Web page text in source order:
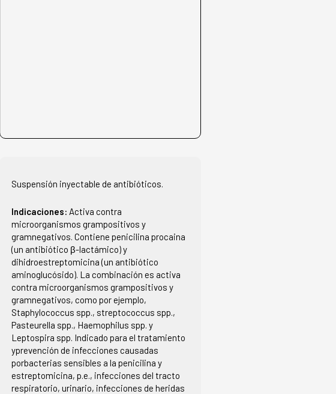
Suspensión inyectable de antibióticos.
Indicaciones: Activa contra
microorganismos grampositivos y
gramnegativos. Contiene penicilina procaina
(un antibiótico β-lactámico) y
dihidroestreptomicina (un antibiótico
aminoglucósido). La combinación es activa
contra microorganismos grampositivos y
gramnegativos, como por ejemplo,
Staphylococcus spp., streptococcus spp.,
Pasteurella spp., Haemophilus spp. y
Leptospira spp. Indicado para el tratamiento
yprevención de infecciones causadas
porbacterias sensibles a la penicilina y
estreptomicina, p.e., infecciones del tracto
respiratorio, urinario, infecciones de heridas